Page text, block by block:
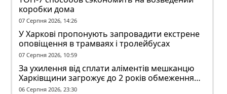
коробки дома
07 Серпня 2026, 14:26
У Харкові пропонують запровадити екстрене
оповіщення в трамваях і тролейбусах
07 Серпня 2026, 10:59
За ухилення від сплати аліментів мешканцю
Харківщини загрожує до 2 років обмеження
волі
06 Серпня 2026, 23:30